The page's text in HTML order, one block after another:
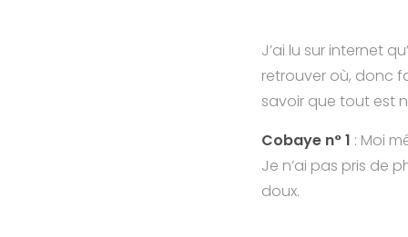
J’ai lu sur internet
retrouver où, donc
savoir que tout est
Cobaye n° 1 : Moi
Je n’ai pas pris de
doux.